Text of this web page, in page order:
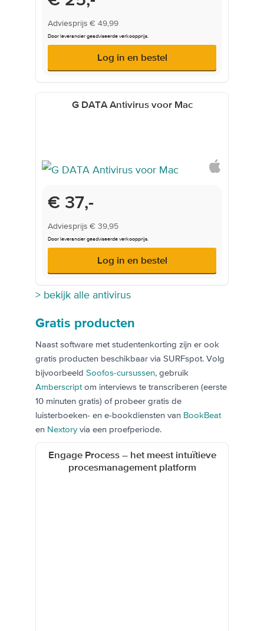
Adviesprijs € 49,99
Door leverancier geadviseerde verkoopprijs.
Log in en bestel
G DATA Antivirus voor Mac
Onderwijsprijs
€ 37,-
Adviesprijs € 39,95
Door leverancier geadviseerde verkoopprijs.
Log in en bestel
> bekijk alle antivirus
Gratis producten
Naast software met studentenkorting zijn er ook
gratis producten beschikbaar via SURFspot. Volg
bijvoorbeeld Soofos-cursussen, gebruik
Amberscript om interviews te transcriberen (eerste
10 minuten gratis) of probeer gratis de
luisterboeken- en e-bookdiensten van BookBeat
en Nextoryvia een proefperiode.
Engage Process – het meest intuïtieve
procesmanagement platform